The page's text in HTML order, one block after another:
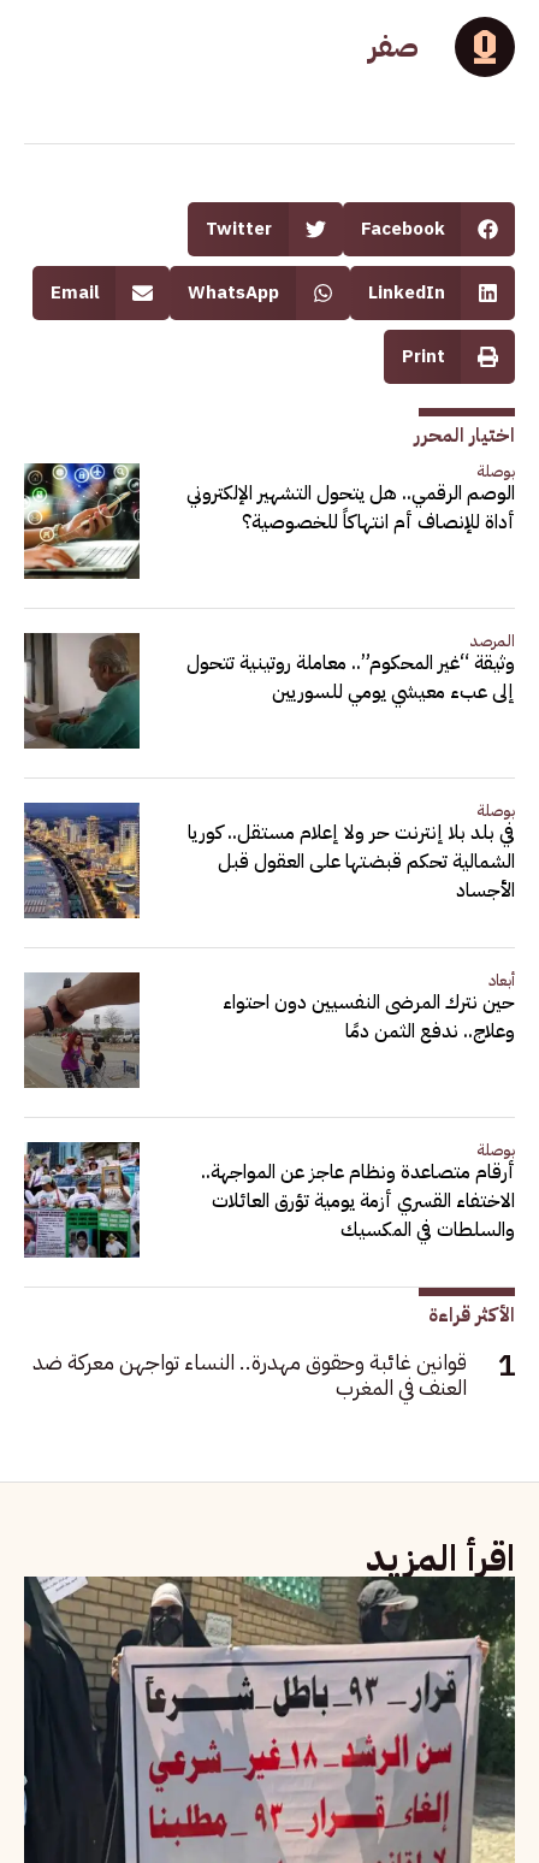
صفر
Facebook
Twitter
LinkedIn
WhatsApp
Email
Print
اختيار المحرر
بوصلة
الوصم الرقمي.. هل يتحول التشهير الإلكتروني
أداة للإنصاف أم انتهاكاً للخصوصية؟
المرصد
وثيقة “غير المحكوم”.. معاملة روتينية تتحول
إلى عبء معيشي يومي للسوريين
بوصلة
في بلد بلا إنترنت حر ولا إعلام مستقل.. كوريا
الشمالية تحكم قبضتها على العقول قبل
الأجساد
أبعاد
حين نترك المرضى النفسيين دون احتواء
وعلاج.. ندفع الثمن دمًا
بوصلة
أرقام متصاعدة ونظام عاجز عن المواجهة..
الاختفاء القسري أزمة يومية تؤرق العائلات
والسلطات في المكسيك
الأكثر قراءة
قوانين غائبة وحقوق مهدرة.. النساء تواجهن معركة ضد
العنف في المغرب
اقرأ المزيد